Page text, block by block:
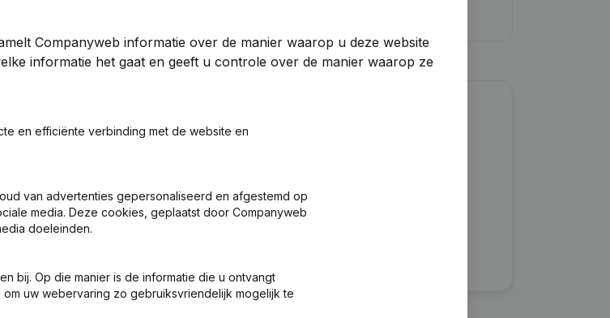
van belangrijke ontwikkelingen
Meer ontdekken
Companyweb informatie over de manier waarop u deze website
informatie het gaat en geeft u controle over de manier waarop ze
en efficiënte verbinding met de website en
van advertenties gepersonaliseerd en afgestemd op
media. Deze cookies, geplaatst door Companyweb
doeleinden.
bij. Op die manier is de informatie die u ontvangt
uw webervaring zo gebruiksvriendelijk mogelijk te